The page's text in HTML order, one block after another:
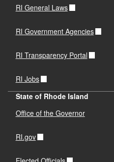
RI General Laws
RI Government Agencies
RI Transparency Portal
RI Jobs
State of Rhode Island
Office of the Governor
RI.gov